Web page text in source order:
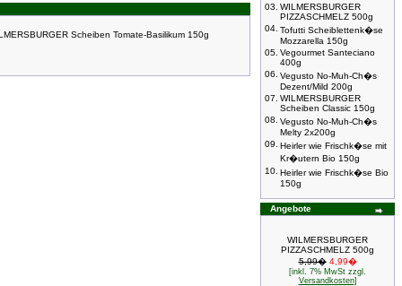
Scheiben Tomate-Basilikum 150g
03. WILMERSBURGER
PIZZASCHMELZ 500g
04. Tofutti Scheiblettenk�se
Mozzarella 150g
05. Vegourmet Santeciano
400g
06. Vegusto No-Muh-Ch�s
Dezent/Mild 200g
07. WILMERSBURGER
Scheiben Classic 150g
08. Vegusto No-Muh-Ch�s
Melty 2x200g
09. Heirler wie Frischk�se mit
Kr�utern Bio 150g
10. Heirler wie Frischk�se Bio
150g
Angebote
WILMERSBURGER
PIZZASCHMELZ 500g
5,99� 4,99�
[inkl. 7% MwSt zzgl.
Versandkosten]